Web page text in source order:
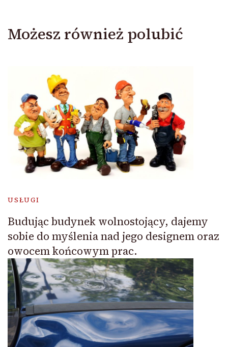
Możesz również polubić
USŁUGI
Budując budynek wolnostojący, dajemy
sobie do myślenia nad jego designem oraz
owocem końcowym prac.